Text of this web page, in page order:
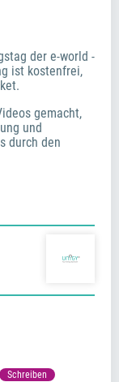
der e-world -
ist kostenfrei,
gemacht,
und
durch den
Schreiben